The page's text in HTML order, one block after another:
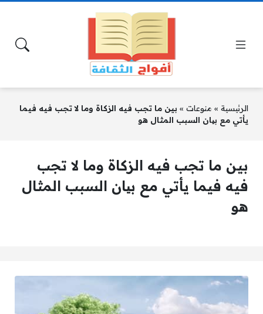
الرئيسية » منوعات » بين ما تجب فيه الزكاة وما لا تجب فيه فيما
يأتي مع بیان السبب المثال هو
بين ما تجب فيه الزكاة وما لا تجب
فيه فيما يأتي مع بیان السبب المثال
هو